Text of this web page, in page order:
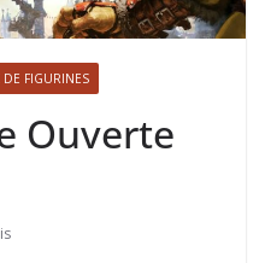
DE FIGURINES
Ouverte